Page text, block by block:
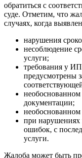
обратиться с
суде. Отметим, что
случаях, когда
нарушения
несоблюдение
услуги;
требования у
предусмотрены
необоснованном
документации;
необоснованном
при нарушениях
ошибок, с
услуги.
Жалоба может быть